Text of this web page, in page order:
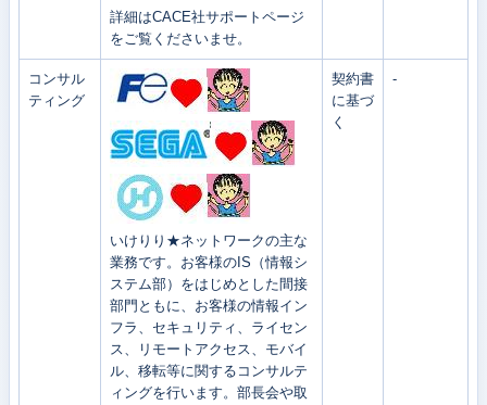
詳細はCACE社サポートページ
をご覧くださいませ。
コンサル
ティング
いけりり★ネットワークの主な
業務です。お客様のIS（情報シ
ステム部）をはじめとした間接
部門ともに、お客様の情報イン
フラ、セキュリティ、ライセン
ス、リモートアクセス、モバイ
ル、移転等に関するコンサルテ
ィングを行います。部長会や取
契約書
に基づ
く
-